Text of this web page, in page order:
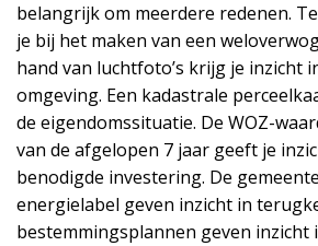
belangrijk om meerdere redenen.
je bij het maken van een
hand van luchtfoto’s krijg je inzicht
omgeving. Een kadastrale
de eigendomssituatie. De WOZ-
van de afgelopen 7 jaar geeft je
benodigde investering. De
energielabel geven inzicht in
bestemmingsplannen geven inzicht